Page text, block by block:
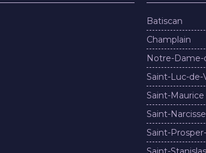
Batiscan
Champlain
Notre-
Saint-Luc-de-
Saint-Maurice
Saint-Narcisse
Saint-